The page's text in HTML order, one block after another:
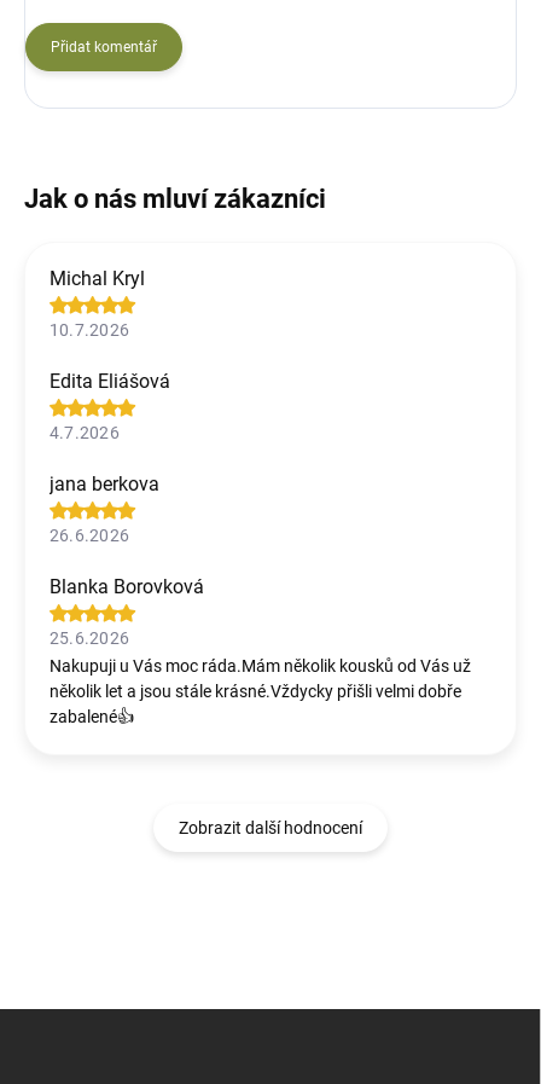
Přidat komentář
Michal Kryl
10.7.2026
Edita Eliášová
4.7.2026
jana berkova
26.6.2026
Blanka Borovková
25.6.2026
Nakupuji u Vás moc ráda.Mám několik kousků od Vás už
několik let a jsou stále krásné.Vždycky přišli velmi dobře
zabalené👍
Zobrazit další hodnocení